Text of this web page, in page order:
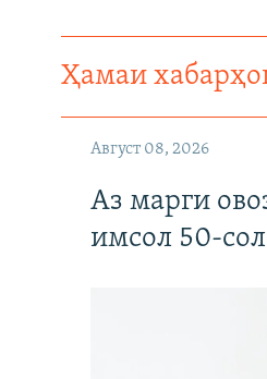
Ҳамаи
Август 08, 2026
Аз марги
имсол 50-